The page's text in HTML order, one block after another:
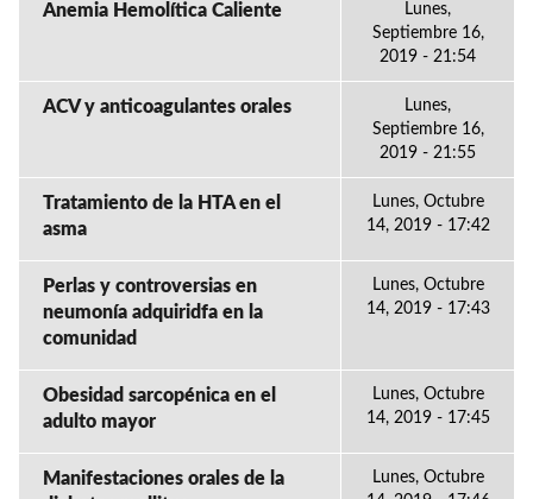
Anemia Hemolítica Caliente
Lunes,
Septiembre 16,
2019 - 21:54
ACV y anticoagulantes orales
Lunes,
Septiembre 16,
2019 - 21:55
Tratamiento de la HTA en el
asma
Lunes, Octubre
14, 2019 - 17:42
Perlas y controversias en
neumonía adquiridfa en la
comunidad
Lunes, Octubre
14, 2019 - 17:43
Obesidad sarcopénica en el
adulto mayor
Lunes, Octubre
14, 2019 - 17:45
Manifestaciones orales de la
Lunes, Octubre